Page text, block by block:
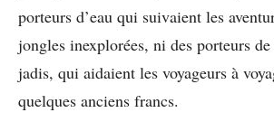
porteurs d’eau qui suivaient les
jongles inexplorées, ni des porteurs
jadis, qui aidaient les voyageurs à
quelques anciens francs.